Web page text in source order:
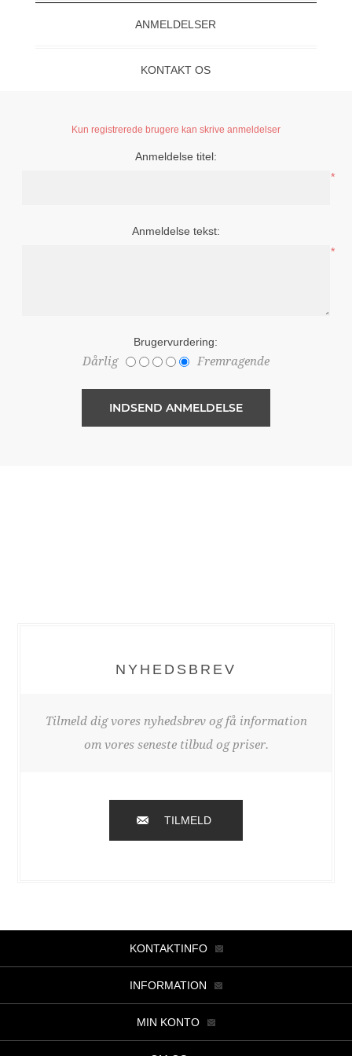
ANMELDELSER
KONTAKT OS
Kun registrerede brugere kan skrive anmeldelser
Anmeldelse titel:
*
Anmeldelse tekst:
*
Brugervurdering:
Dårlig Fremragende
NYHEDSBREV
Tilmeld dig vores nyhedsbrev og få information
om vores seneste tilbud og priser.
TILMELD
KONTAKTINFO
INFORMATION
MIN KONTO